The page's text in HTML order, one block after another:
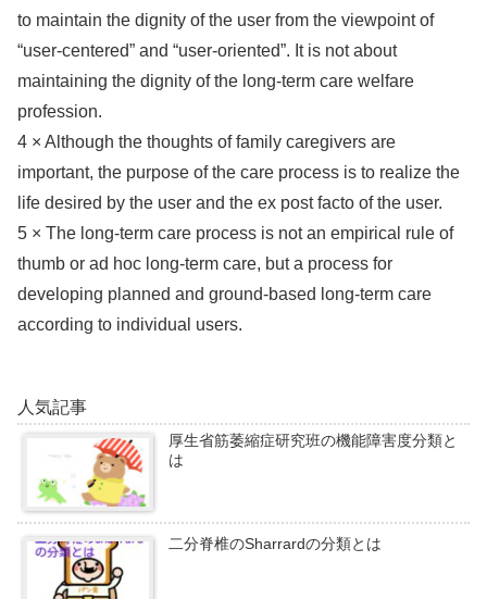
to maintain the dignity of the user from the viewpoint of
“user-centered” and “user-oriented”. It is not about
maintaining the dignity of the long-term care welfare
profession.
4 × Although the thoughts of family caregivers are
important, the purpose of the care process is to realize the
life desired by the user and the ex post facto of the user.
5 × The long-term care process is not an empirical rule of
thumb or ad hoc long-term care, but a process for
developing planned and ground-based long-term care
according to individual users.
人気記事
厚生省筋萎縮症研究班の機能障害度分類と
は
二分脊椎のSharrardの分類とは